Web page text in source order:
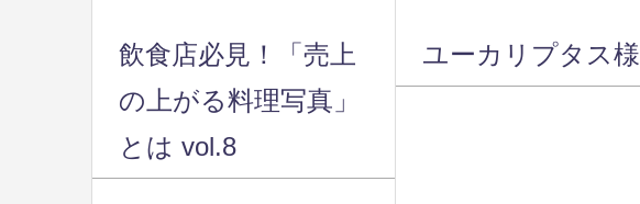
飲食店必見！「売上
の上がる料理写真」
とは vol.8
ユーカリプタス様